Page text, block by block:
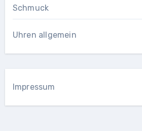
Schmuck
Uhren allgemein
Impressum